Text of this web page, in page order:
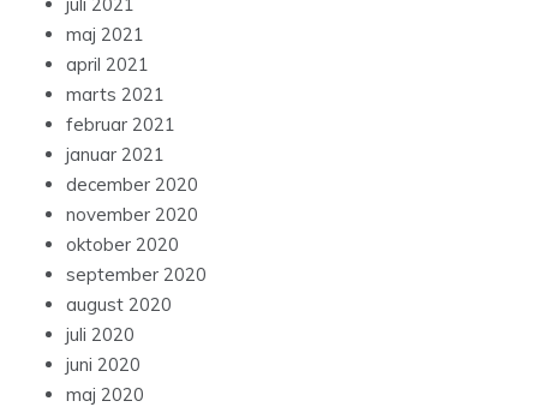
maj 2021
april 2021
marts 2021
februar 2021
januar 2021
december 2020
november 2020
oktober 2020
september 2020
august 2020
juli 2020
juni 2020
maj 2020